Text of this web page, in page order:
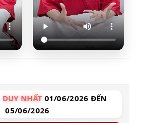
DUY NHẤT 01/06/2026 ĐẾN
05/06/2026